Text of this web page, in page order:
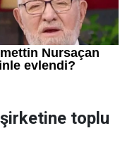
toplu